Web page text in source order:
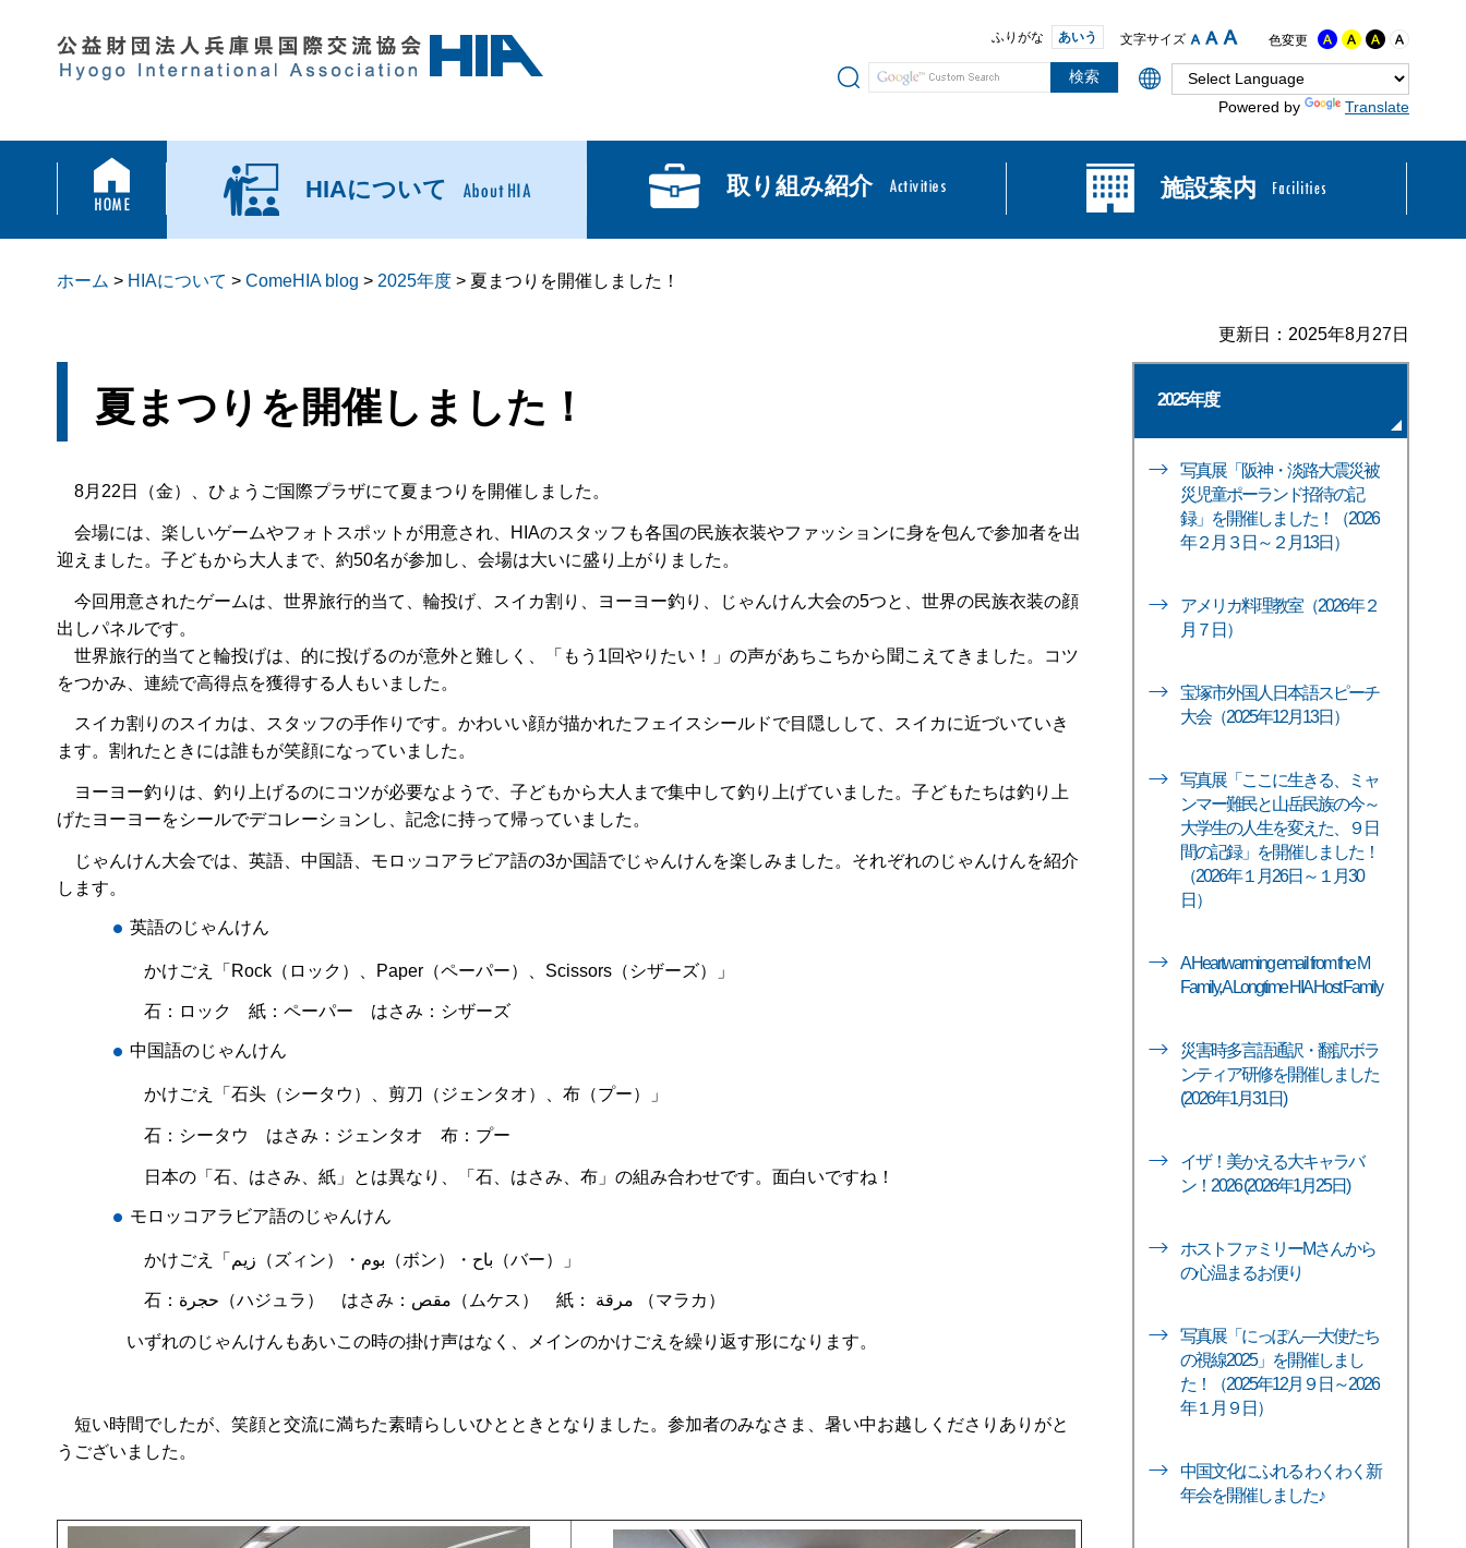
ふりがな あいう 文字サイズ 色変更
サイト内検索
Powered by
Translate
HIAについて 取り組み紹介 施設案内
ホーム > HIAについて > ComeHIA blog > 2025年度 > 夏まつりを開催しました！
更新日：2025年8月27日
夏まつりを開催しました！
8月22日（金）、ひょうご国際プラザにて夏まつりを開催しました。
会場には、楽しいゲームやフォトスポットが用意され、HIAのスタッフも各国の民族衣装やファッションに身を包んで参加者を出
迎えました。子どもから大人まで、約50名が参加し、会場は大いに盛り上がりました。
今回用意されたゲームは、世界旅行的当て、輪投げ、スイカ割り、ヨーヨー釣り、じゃんけん大会の5つと、世界の民族衣装の顔
出しパネルです。
世界旅行的当てと輪投げは、的に投げるのが意外と難しく、「もう1回やりたい！」の声があちこちから聞こえてきました。コツ
をつかみ、連続で高得点を獲得する人もいました。
スイカ割りのスイカは、スタッフの手作りです。かわいい顔が描かれたフェイスシールドで目隠しして、スイカに近づいていき
ます。割れたときには誰もが笑顔になっていました。
ヨーヨー釣りは、釣り上げるのにコツが必要なようで、子どもから大人まで集中して釣り上げていました。子どもたちは釣り上
げたヨーヨーをシールでデコレーションし、記念に持って帰っていました。
じゃんけん大会では、英語、中国語、モロッコアラビア語の3か国語でじゃんけんを楽しみました。それぞれのじゃんけんを紹介
します。
英語のじゃんけん
かけごえ「Rock（ロック）、Paper（ペーパー）、Scissors（シザーズ）」
石：ロック 紙：ペーパー はさみ：シザーズ
中国語のじゃんけん
かけごえ「石头（シータウ）、剪刀（ジェンタオ）、布（プー）」
石：シータウ はさみ：ジェンタオ 布：プー
日本の「石、はさみ、紙」とは異なり、「石、はさみ、布」の組み合わせです。面白いですね！
モロッコアラビア語のじゃんけん
かけごえ「زيم（ズィン）・بوم（ボン）・باح（バー）」
石：حجرة（ハジュラ） はさみ：مقص（ムケス） 紙： مرقة （マラカ）
いずれのじゃんけんもあいこの時の掛け声はなく、メインのかけごえを繰り返す形になります。
短い時間でしたが、笑顔と交流に満ちた素晴らしいひとときとなりました。参加者のみなさま、暑い中お越しくださりありがと
うございました。
2025年度
写真展「阪神・淡路大震災被
災児童ポーランド招待の記
録」を開催しました！（2026
年２月３日～２月13日）
アメリカ料理教室（2026年２
月７日）
宝塚市外国人日本語スピーチ
大会（2025年12月13日）
写真展「ここに生きる、ミャ
ンマー難民と山岳民族の今～
大学生の人生を変えた、９日
間の記録」を開催しました！
（2026年１月26日～１月30
日）
A Heartwarming email from the M
Family, A Longtime HIA Host Family
災害時多言語通訳・翻訳ボラ
ンティア研修を開催しました
(2026年1月31日)
イザ！美かえる大キャラバ
ン！2026 (2026年1月25日)
ホストファミリーMさんから
の心温まるお便り
写真展「にっぽん―大使たち
の視線2025」を開催しまし
た！（2025年12月９日～2026
年１月９日）
中国文化にふれる わくわく新
年会を開催しました♪